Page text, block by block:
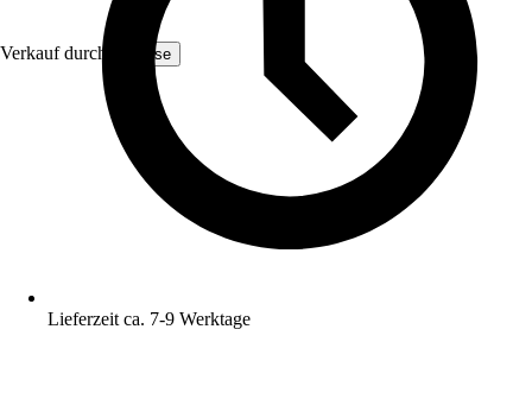
Verkauf durch: Yulisse
Lieferzeit ca. 7-9 Werktage